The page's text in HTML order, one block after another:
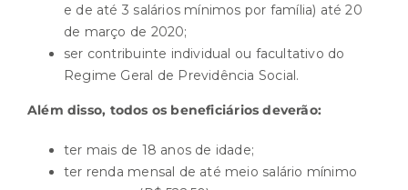
e de até 3 salários mínimos por família) até 20
de março de 2020;
ser contribuinte individual ou facultativo do
Regime Geral de Previdência Social.
Além disso, todos os beneficiários deverão:
ter mais de 18 anos de idade;
ter renda mensal de até meio salário mínimo